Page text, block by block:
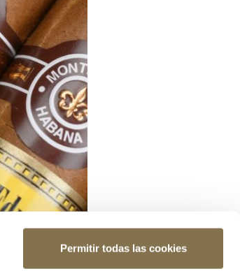
Permitir todas las cookies